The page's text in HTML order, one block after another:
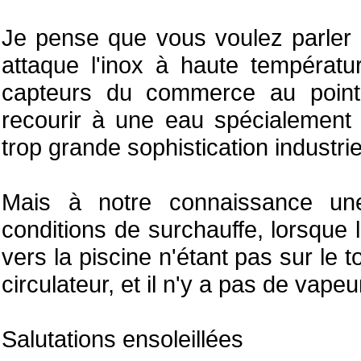
Je pense que vous voulez
attaque l'inox à haute
capteurs du commerce au
recourir à une eau
trop grande sophistication
Mais à notre connaissance
conditions de surchauffe,
vers la piscine n'étant pas sur le
circulateur, et il n'y a pas de
Salutations ensoleillées